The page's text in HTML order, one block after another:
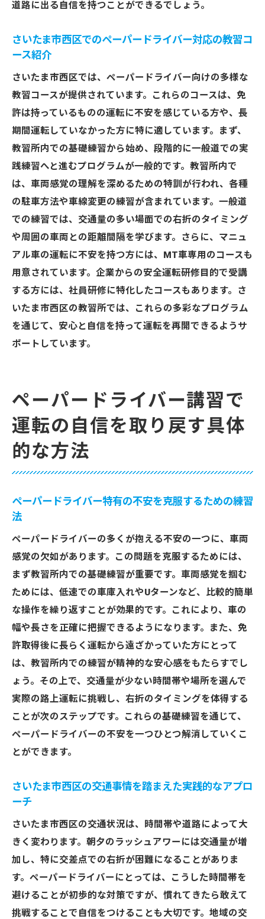
一般道でのペーパードライバー講習が運転
ペーパードライバーが交通量の多い道での
さいたま市西区の一般道での実践講習の流
れと効果
交通量が多い中での練習がペーパードライ
バーを成長させる
ペーパードライバー講習で学ぶ安全運転の
基礎知識
安全運転意識を高めるためのペーパードラ
イバー向けプログラム
ペーパードライバーが注意すべき安全運転
のポイント
ペーパードライバー講習を通じた安全運転
の実践例
ペーパードライバー講習で習得する事故防
効果
道路に出る自信を持つことができるでしょう。
さいたま市西区でのペーパードライバー対応の教習コ
ース紹介
さいたま市西区では、ペーパードライバー向けの多様な
教習コースが提供されています。これらのコースは、免
許は持っているものの運転に不安を感じている方や、長
期間運転していなかった方に特に適しています。まず、
教習所内での基礎練習から始め、段階的に一般道での実
践練習へと進むプログラムが一般的です。教習所内で
は、車両感覚の理解を深めるための特訓が行われ、各種
の駐車方法や車線変更の練習が含まれています。一般道
での練習では、交通量の多い場面での右折のタイミング
や周囲の車両との距離間隔を学びます。さらに、マニュ
アル車の運転に不安を持つ方には、MT車専用のコースも
用意されています。企業からの安全運転研修目的で受講
する方には、社員研修に特化したコースもあります。さ
いたま市西区の教習所では、これらの多彩なプログラム
を通じて、安心と自信を持って運転を再開できるようサ
ポートしています。
ペーパードライバー講習で
運転の自信を取り戻す具体
的な方法
ペーパードライバー特有の不安を克服するための練習
法
ペーパードライバーの多くが抱える不安の一つに、車両
感覚の欠如があります。この問題を克服するためには、
まず教習所内での基礎練習が重要です。車両感覚を掴む
ためには、低速での車庫入れやUターンなど、比較的簡単
な操作を繰り返すことが効果的です。これにより、車の
幅や長さを正確に把握できるようになります。また、免
許取得後に長らく運転から遠ざかっていた方にとって
は、教習所内での練習が精神的な安心感をもたらすでし
ょう。その上で、交通量が少ない時間帯や場所を選んで
実際の路上運転に挑戦し、右折のタイミングを体得する
ことが次のステップです。これらの基礎練習を通じて、
ペーパードライバーの不安を一つひとつ解消していくこ
とができます。
さいたま市西区の交通事情を踏まえた実践的なアプロ
ーチ
さいたま市西区の交通状況は、時間帯や道路によって大
きく変わります。朝夕のラッシュアワーには交通量が増
加し、特に交差点での右折が困難になることがありま
す。ペーパードライバーにとっては、こうした時間帯を
避けることが初歩的な対策ですが、慣れてきたら敢えて
挑戦することで自信をつけることも大切です。地域の交